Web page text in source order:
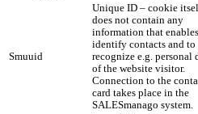
Smuuid
Unique ID – cookie
does not contain any
information that
identify contacts and to
recognize e.g. personal
of the website visitor.
Connection to the
card takes place in the
SALESmanago system.